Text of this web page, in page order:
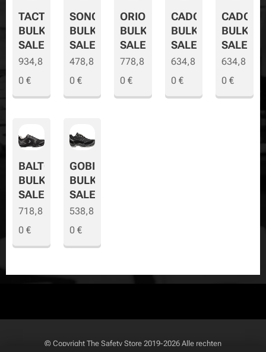
TACTIC
BULK
SALE
934,8
0 €
SONORA
BULK
SALE
478,8
0€
ORION
BULK
SALE
778,8
0 €
CADOR
BULK
SALE
634,8
0€
CADOR-
BULK-
SALE
634,8
0 €
BALTO
BULK
SALE
718,8
0 €
GOBI
BULK
SALE
538,8
0€
© Copyright The Safety Store 2019-2026 Alle rechten